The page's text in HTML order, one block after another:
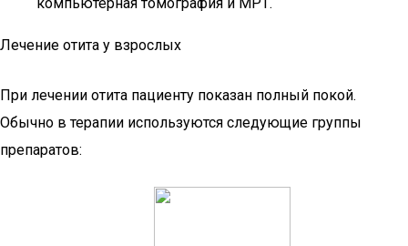
Лечение отита у взрослых
При лечении отита пациенту показан полный покой.
Обычно в терапии используются следующие группы
препаратов: